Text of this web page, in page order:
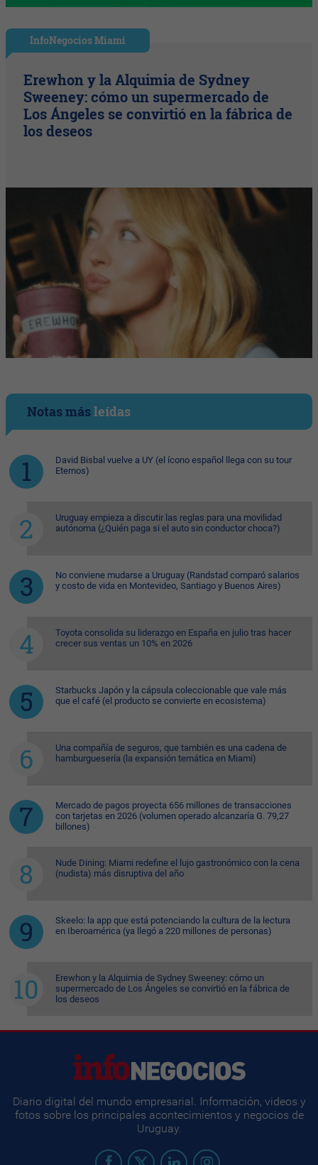
InfoNegocios Miami
Erewhon y la Alquimia de Sydney
Sweeney: cómo un supermercado de
Los Ángeles se convirtió en la fábrica de
los deseos
Notas másleídas
David Bisbal vuelve a UY (el ícono español llega con su tour
Eternos)
Uruguay empieza a discutir las reglas para una movilidad
autónoma (¿Quién paga si el auto sin conductor choca?)
No conviene mudarse a Uruguay (Randstad comparó salarios
y costo de vida en Montevideo, Santiago y Buenos Aires)
Toyota consolida su liderazgo en España en julio tras hacer
crecer sus ventas un 10% en 2026
Starbucks Japón y la cápsula coleccionable que vale más
que el café (el producto se convierte en ecosistema)
Una compañía de seguros, que también es una cadena de
hamburguesería (la expansión temática en Miami)
Mercado de pagos proyecta 656 millones de transacciones
con tarjetas en 2026 (volumen operado alcanzaría G. 79,27
billones)
Nude Dining: Miami redefine el lujo gastronómico con la cena
(nudista) más disruptiva del año
Skeelo: la app que está potenciando la cultura de la lectura
en Iberoamérica (ya llegó a 220 millones de personas)
Erewhon y la Alquimia de Sydney Sweeney: cómo un
supermercado de Los Ángeles se convirtió en la fábrica de
los deseos
Diario digital del mundo empresarial. Información, videos y
fotos sobre los principales acontecimientos y negocios de
Uruguay.